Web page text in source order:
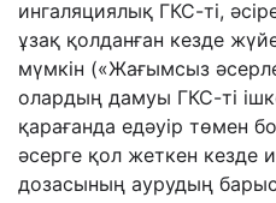
ингаляциялық ГКС-ті,
ұзақ қолданған кезде
мүмкін («Жағымсыз
олардың дамуы ГКС-ті
қарағанда едәуір төмен
әсерге қол жеткен кезде
дозасының аурудың